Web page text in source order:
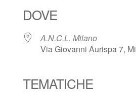
DOVE
A.N.C.L. Milano
Via Giovanni Aurispa 7,
TEMATICHE